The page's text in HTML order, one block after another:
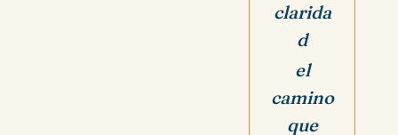
clarida
d
el
camino
que